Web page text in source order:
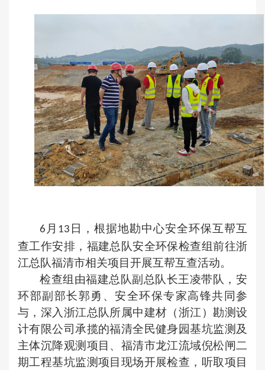
6 月 13 日，根据地勘中心安全环保互帮互
查工作安排，福建总队安全环保检查组前往浙
江总队福清市相关项目开展互帮互查活动。
检查组由福建总队副总队长王凌带队，安
环部副部长郭勇、安全环保专家高锋共同参
与，深入浙江总队所属中建材（浙江）勘测设
计有限公司承揽的福清全民健身园基坑监测及
主体沉降观测项目、福清市龙江流域倪松闸二
期工程基坑监测项目现场开展检查，听取项目